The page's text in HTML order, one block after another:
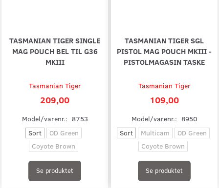
TASMANIAN TIGER SINGLE
MAG POUCH BEL TIL G36
MKIII
Tasmanian Tiger
209,00
Model/varenr.: 8753
Sort
OD Green
Coyote Brown
Se produktet
TASMANIAN TIGER SGL
PISTOL MAG POUCH MKIII -
PISTOLMAGASIN TASKE
Tasmanian Tiger
109,00
Model/varenr.: 8950
Sort
Multicam
OD Green
Coyote Brown
Se produktet